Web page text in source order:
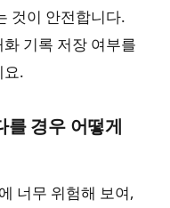
것이 안전합니다.
기록 저장 여부를
요.
를 경우 어떻게
너무 위험해 보여,